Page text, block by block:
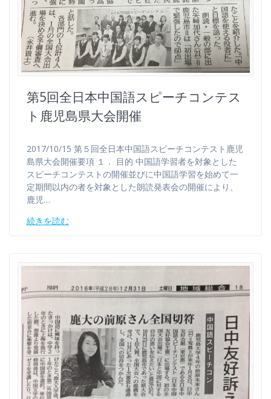
第5回全日本中国語スピーチコンテス
ト鹿児島県大会開催
2017/10/15 第５回全日本中国語スピーチコンテスト鹿児
島県大会開催要項 １． 目的 中国語学習者を対象とした
スピーチコンテストの開催並びに中国語学習を始めて一
定期間以内の者を対象とした朗読発表会の開催により、
鹿児…
続きを読む